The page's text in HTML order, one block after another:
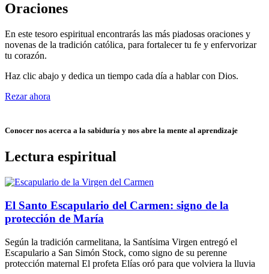
Oraciones
En este tesoro espiritual encontrarás las más piadosas oraciones y
novenas de la tradición católica, para fortalecer tu fe y enfervorizar
tu corazón.
Haz clic abajo y dedica un tiempo cada día a hablar con Dios.
Rezar ahora
Conocer nos acerca a la sabiduría y nos abre la mente al aprendizaje
Lectura espiritual
El Santo Escapulario del Carmen: signo de la
protección de María
Según la tradición carmelitana, la Santísima Virgen entregó el
Escapulario a San Simón Stock, como signo de su perenne
protección maternal El profeta Elías oró para que volviera la lluvia